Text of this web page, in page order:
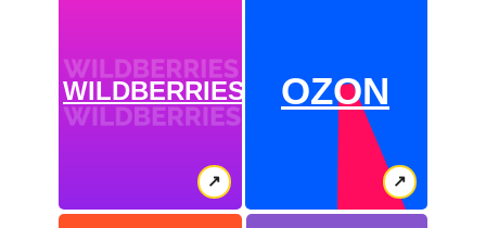
OZON
↗
WILDBERRIES
↗